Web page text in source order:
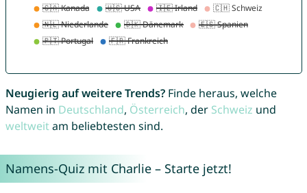
Neugierig auf weitere Trends?Finde heraus, welche
Namen in Deutschland, Österreich, der Schweiz und
weltweitam beliebtesten sind.
Namens-Quiz mit Charlie – Starte jetzt!